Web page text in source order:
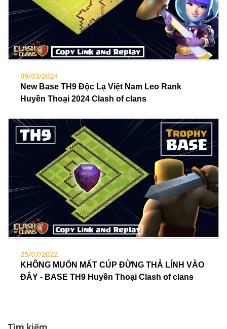
09/03/2024
New Base TH9 Độc Lạ Việt Nam Leo Rank
Huyền Thoại 2024 Clash of clans
25/07/2022
KHÔNG MUỐN MẤT CÚP ĐỪNG THẢ LÍNH VÀO
ĐÂY - BASE TH9 Huyền Thoại Clash of clans